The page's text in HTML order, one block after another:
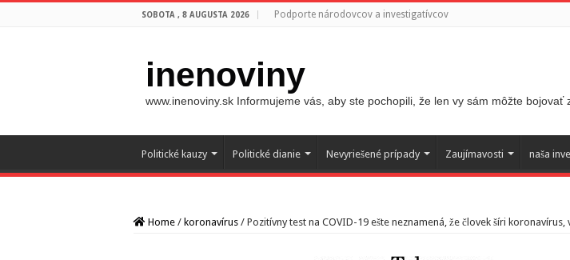
SOBOTA , 8 AUGUSTA 2026 Podporte národovcov a investigatívcov
inenoviny
www.inenoviny.sk Informujeme vás, aby ste pochopili, že len vy sám môžte
Politické kauzy Politické dianie Nevyriešené prípady Zaujímavosti naša
Home / koronavírus / Pozitívny test na COVID-19 ešte neznamená, že človek šíri